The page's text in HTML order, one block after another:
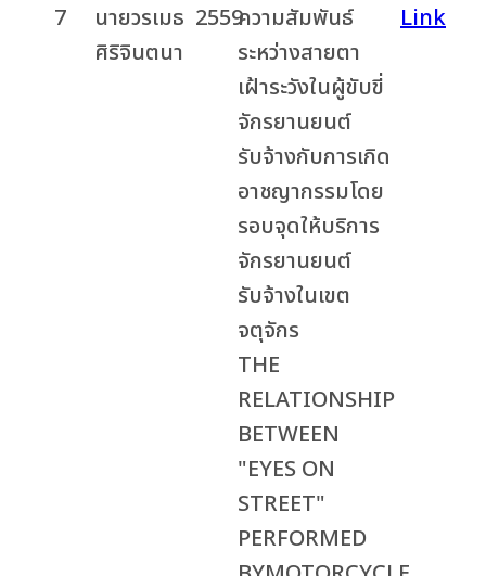
7
นายวรเมธ
ศิริจินตนา
2559ความสัมพันธ์
ระหว่างสายตา
เฝ้าระวังในผู้ขับขี่
จักรยานยนต์
รับจ้างกับการเกิด
อาชญากรรมโดย
รอบจุดให้บริการ
จักรยานยนต์
รับจ้างในเขต
จตุจักร
THE
RELATIONSHIP
BETWEEN
"EYES ON
STREET"
PERFORMED
Link